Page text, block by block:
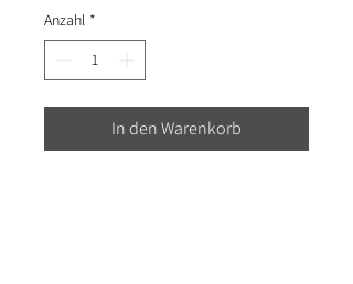
Anzahl *
In den Warenkorb